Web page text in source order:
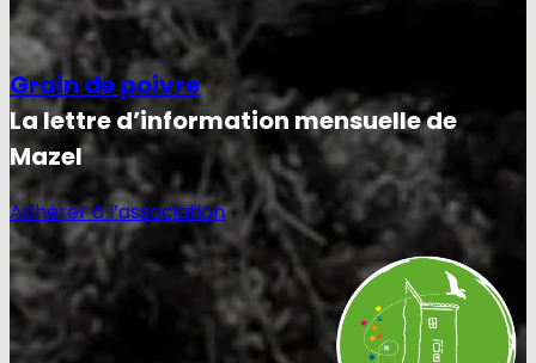
Grain de poivre
La lettre d’information mensuelle de
Mazel
Adhérer à l’association